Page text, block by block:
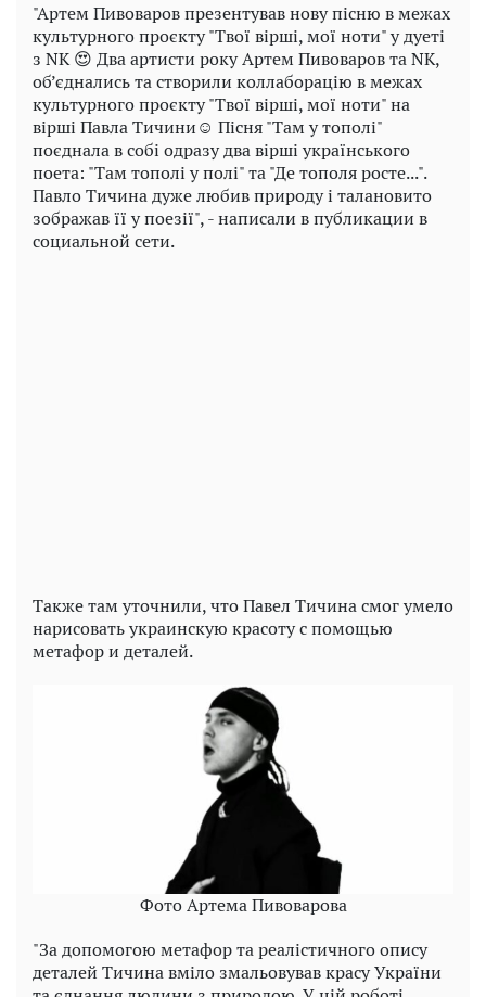
"Артем Пивоваров презентував нову пісню в межах
культурного проєкту "Твої вірші, мої ноти" у дуеті
з NK 😍 Два артисти року Артем Пивоваров та NK,
об’єднались та створили коллаборацію в межах
культурного проєкту "Твої вірші, мої ноти" на
вірші Павла Тичини☺️ Пісня "Там у тополі"
поєднала в собі одразу два вірші українського
поета: "Там тополі у полі" та "Де тополя росте...".
Павло Тичина дуже любив природу і талановито
зображав її у поезії", - написали в публикации в
социальной сети.
Также там уточнили, что Павел Тичина смог умело
нарисовать украинскую красоту с помощью
метафор и деталей.
Фото Артема Пивоварова
"За допомогою метафор та реалістичного опису
деталей Тичина вміло змальовував красу України